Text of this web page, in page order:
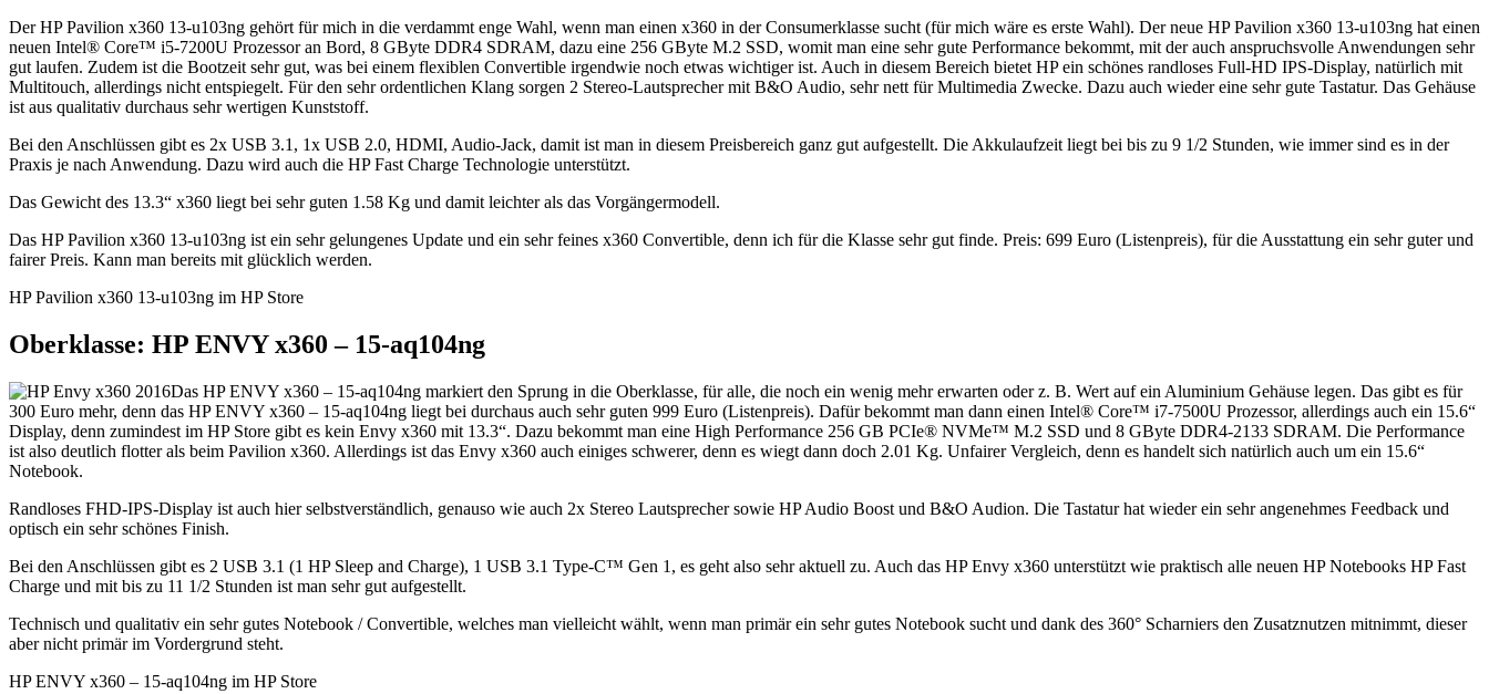
Der HP Pavilion x360 13-u103ng gehört für mich in die verdammt enge Wahl, wenn man einen x360 in der Consumerklasse sucht (für mich wäre es erste Wahl). Der neue HP Pavilion x360 13-u103ng hat einen
neuen Intel® Core™ i5-7200U Prozessor an Bord, 8 GByte DDR4 SDRAM, dazu eine 256 GByte M.2 SSD, womit man eine sehr gute Performance bekommt, mit der auch anspruchsvolle Anwendungen sehr
gut laufen. Zudem ist die Bootzeit sehr gut, was bei einem flexiblen Convertible irgendwie noch etwas wichtiger ist. Auch in diesem Bereich bietet HP ein schönes randloses Full-HD IPS-Display, natürlich mit
Multitouch, allerdings nicht entspiegelt. Für den sehr ordentlichen Klang sorgen 2 Stereo-Lautsprecher mit B&O Audio, sehr nett für Multimedia Zwecke. Dazu auch wieder eine sehr gute Tastatur. Das Gehäuse
ist aus qualitativ durchaus sehr wertigen Kunststoff.
Bei den Anschlüssen gibt es 2x USB 3.1, 1x USB 2.0, HDMI, Audio-Jack, damit ist man in diesem Preisbereich ganz gut aufgestellt. Die Akkulaufzeit liegt bei bis zu 9 1/2 Stunden, wie immer sind es in der
Praxis je nach Anwendung. Dazu wird auch die HP Fast Charge Technologie unterstützt.
Das Gewicht des 13.3“ x360 liegt bei sehr guten 1.58 Kg und damit leichter als das Vorgängermodell.
Das HP Pavilion x360 13-u103ng ist ein sehr gelungenes Update und ein sehr feines x360 Convertible, denn ich für die Klasse sehr gut finde. Preis: 699 Euro (Listenpreis), für die Ausstattung ein sehr guter und
fairer Preis. Kann man bereits mit glücklich werden.
HP Pavilion x360 13-u103ng im HP Store
Oberklasse: HP ENVY x360 – 15-aq104ng
Das HP ENVY x360 – 15-aq104ng markiert den Sprung in die Oberklasse, für alle, die noch ein wenig mehr erwarten oder z. B. Wert auf ein Aluminium Gehäuse legen. Das gibt es für
300 Euro mehr, denn das HP ENVY x360 – 15-aq104ng liegt bei durchaus auch sehr guten 999 Euro (Listenpreis). Dafür bekommt man dann einen Intel® Core™ i7-7500U Prozessor, allerdings auch ein 15.6“
Display, denn zumindest im HP Store gibt es kein Envy x360 mit 13.3“. Dazu bekommt man eine High Performance 256 GB PCIe® NVMe™ M.2 SSD und 8 GByte DDR4-2133 SDRAM. Die Performance
ist also deutlich flotter als beim Pavilion x360. Allerdings ist das Envy x360 auch einiges schwerer, denn es wiegt dann doch 2.01 Kg. Unfairer Vergleich, denn es handelt sich natürlich auch um ein 15.6“
Notebook.
Randloses FHD-IPS-Display ist auch hier selbstverständlich, genauso wie auch 2x Stereo Lautsprecher sowie HP Audio Boost und B&O Audion. Die Tastatur hat wieder ein sehr angenehmes Feedback und
optisch ein sehr schönes Finish.
Bei den Anschlüssen gibt es 2 USB 3.1 (1 HP Sleep and Charge), 1 USB 3.1 Type-C™ Gen 1, es geht also sehr aktuell zu. Auch das HP Envy x360 unterstützt wie praktisch alle neuen HP Notebooks HP Fast
Charge und mit bis zu 11 1/2 Stunden ist man sehr gut aufgestellt.
Technisch und qualitativ ein sehr gutes Notebook / Convertible, welches man vielleicht wählt, wenn man primär ein sehr gutes Notebook sucht und dank des 360° Scharniers den Zusatznutzen mitnimmt, dieser
aber nicht primär im Vordergrund steht.
HP ENVY x360 – 15-aq104ng im HP Store